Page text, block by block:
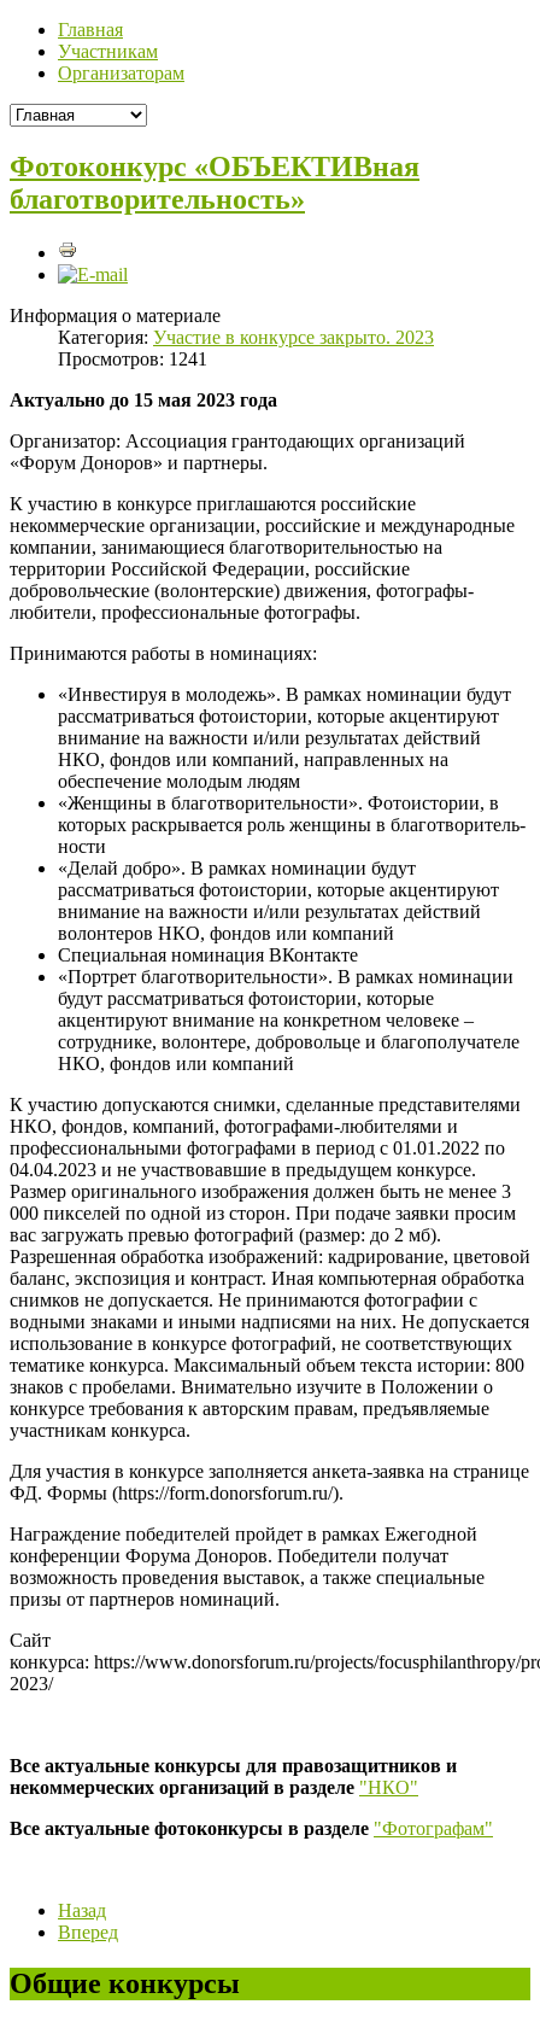
Главная
Участникам
Организаторам
Фотоконкурс «ОБЪЕКТИВная
благотворительность»
Информация о материале
Категория: Участие в конкурсе закрыто. 2023
Просмотров: 1241
Актуально до 15 мая 2023 года
Организатор: Ассоциация грантодающих организаций
«Форум Доноров» и партнеры.
К участию в конкурсе приглашаются российские
некоммерческие организации, российские и международные
компании, занимающиеся благо­твори­тель­ностью на
территории Российской Федерации, российские
добровольческие (волонтерские) движения, фотографы-
любители, профессиональные фотографы.
Принимаются работы в номинациях:
«Инвестируя в молодежь». В рамках номинации будут
рассматриваться фотоистории, которые акцентируют
внимание на важности и/или результатах действий
НКО, фондов или компаний, направленных на
обеспечение молодым людям
«Женщины в благо­твори­тель­ности». Фотоистории, в
которых раскрывается роль женщины в благо­твори­тель­
ности
«Делай добро». В рамках номинации будут
рассматриваться фотоистории, которые акцентируют
внимание на важности и/или результатах действий
волонтеров НКО, фондов или компаний
Специальная номинация ВКонтакте
«Портрет благо­твори­тель­ности». В рамках номинации
будут рассматриваться фотоистории, которые
акцентируют внимание на конкретном человеке –
сотруднике, волонтере, добровольце и благополучателе
НКО, фондов или компаний
К участию допускаются снимки, сделанные представителями
НКО, фондов, компаний, фотографами-любителями и
профессиональными фотографами в период с 01.01.2022 по
04.04.2023 и не участвовавшие в предыдущем конкурсе.
Размер оригинального изображения должен быть не менее 3
000 пикселей по одной из сторон. При подаче заявки просим
вас загружать превью фотографий (размер: до 2 мб).
Разрешенная обработка изображений: кадрирование, цветовой
баланс, экспозиция и контраст. Иная компьютерная обработка
снимков не допускается. Не принимаются фотографии с
водными знаками и иными надписями на них. Не допускается
использование в конкурсе фотографий, не соответствующих
тематике конкурса. Максимальный объем текста истории: 800
знаков с пробелами. Внимательно изучите в Положении о
конкурсе требования к авторским правам, предъявляемые
участникам конкурса.
Для участия в конкурсе заполняется анкета-заявка на странице
ФД. Формы (https://form.donorsforum.ru/).
Награждение победителей пройдет в рамках Ежегодной
конференции Форума Доноров. Победители получат
возможность проведения выставок, а также специальные
призы от партнеров номинаций.
Сайт
конкурса: https://www.donorsforum.ru/projects/focusphilanthropy/
2023/
Все актуальные конкурсы для правозащитников и
некоммерческих организаций в разделе "НКО"
Все актуальные фотоконкурсы в разделе "Фотографам"
Назад
Вперед
Общие конкурсы